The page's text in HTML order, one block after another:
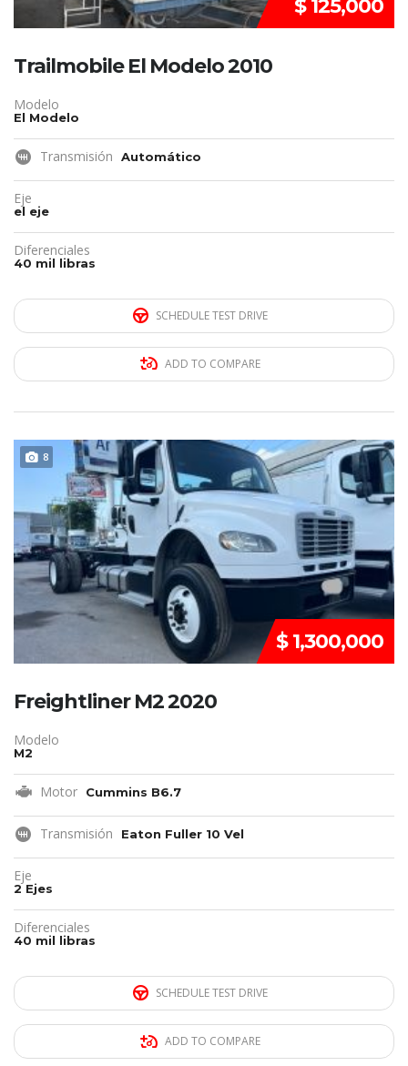
$ 125,000
Trailmobile El Modelo 2010
Modelo
El Modelo
Transmisión Automático
Eje
el eje
Diferenciales
40 mil libras
SCHEDULE TEST DRIVE
ADD TO COMPARE
8 DISPONIBLE
$ 1,300,000
Freightliner M2 2020
Modelo
M2
Motor Cummins B6.7
Transmisión Eaton Fuller 10 Vel
Eje
2 Ejes
Diferenciales
40 mil libras
SCHEDULE TEST DRIVE
ADD TO COMPARE